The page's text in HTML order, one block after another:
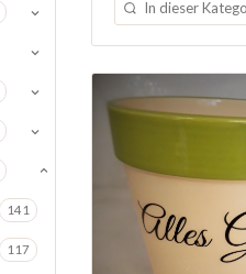
141
117